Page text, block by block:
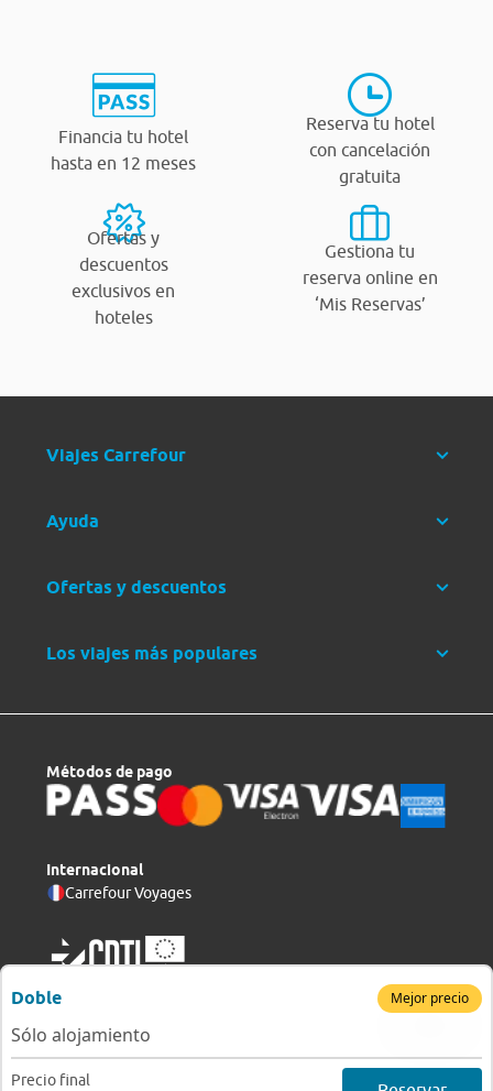
Doble Mejor precio
Sólo alojamiento
Precio final
Financia tu hotel
hasta en 12 meses
Reserva tu hotel
con cancelación
gratuita
Ofertas y
descuentos
exclusivos en
hoteles
Gestiona tu
reserva online en
‘Mis Reservas’
Viajes Carrefour
Ayuda
Ofertas y descuentos
Los viajes más populares
Métodos de pago
Internacional
Carrefour Voyages